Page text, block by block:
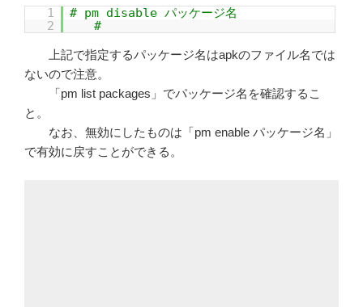
1
# pm disable パッケージ名
2
#
上記で指定するパッケージ名はapkのファイル名では
ないので注意。
「pm list packages」でパッケージ名を確認するこ
と。
なお、無効にしたものは「pm enable パッケージ名」
で有効に戻すことができる。